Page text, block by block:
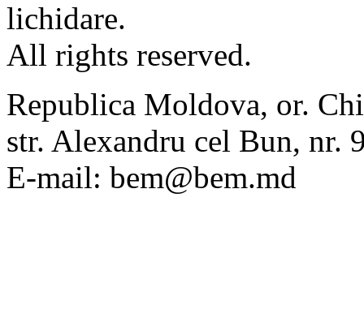
lichidare.
All rights reserved.
Republica Moldova, or.
str. Alexandru cel Bun, nr.
E-mail: bem@bem.md